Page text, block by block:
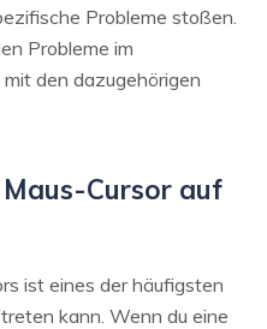
Probleme stoßen.
Probleme im
den dazugehörigen
Cursor auf
ist eines der häufigsten
kann. Wenn du eine